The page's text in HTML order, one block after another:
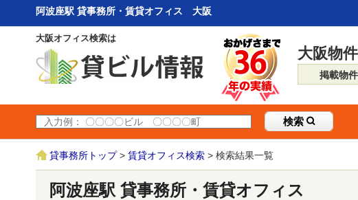
阿波座駅 貸事務所・賃貸オフィス 大阪
大阪オフィス検索は
大阪物
掲載物
検索
貸事務所トップ> 賃貸オフィス検索 > 検索結果一覧
阿波座駅 貸事務所・賃貸オフィス